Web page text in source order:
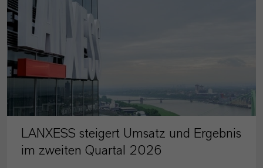
LANXESS steigert Umsatz und Ergebnis
im zweiten Quartal 2026